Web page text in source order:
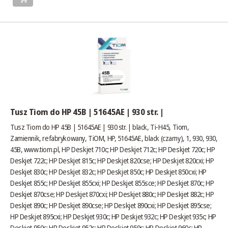
Tusz Tiom do HP 45B | 51645AE | 930 str. |
Tusz Tiom do HP 45B | 51645AE | 930 str. | black, Ti-H45, Tiom,
Zamiennik, refabrykowany, TiOM, HP, 51645AE, black (czarny), 1, 930, 930,
45B,www.tiom.pl, HP Deskjet 710c; HP Deskjet 712c; HP Deskjet 720c; HP
Deskjet 722c; HP Deskjet 815c; HP Deskjet 820cse; HP Deskjet 820cxi; HP
Deskjet 830c; HP Deskjet 832c; HP Deskjet 850c; HP Deskjet 850cxi; HP
Deskjet 855c; HP Deskjet 855cxi; HP Deskjet 855sce; HP Deskjet 870c; HP
Deskjet 870cse; HP Deskjet 870cxi; HP Deskjet 880c; HP Deskjet 882c; HP
Deskjet 890c; HP Deskjet 890cse; HP Deskjet 890cxi; HP Deskjet 895cse;
HP Deskjet 895cxi; HP Deskjet 930c; HP Deskjet 932c; HP Deskjet 935c; HP